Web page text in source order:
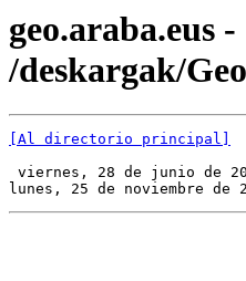
geo.araba.eus -
/deskargak/
[Al directorio principal]
viernes, 28 de junio de
lunes, 25 de noviembre